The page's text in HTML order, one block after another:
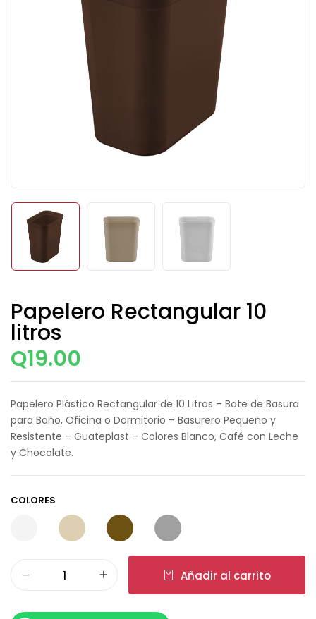
Papelero Rectangular 10
litros
Q19.00
Papelero Plástico Rectangular de 10 Litros – Bote de Basura
para Baño, Oficina o Dormitorio – Basurero Pequeño y
Resistente – Guateplast – Colores Blanco, Café con Leche
y Chocolate.
COLORES
Añadir al carrito